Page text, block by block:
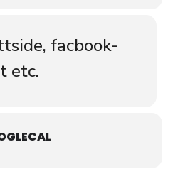
facbook-
etc.